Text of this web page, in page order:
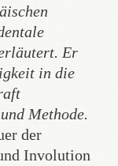
Er
in die
Methode.
der
Involution